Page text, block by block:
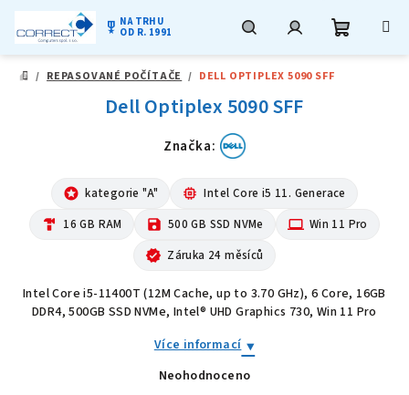
military_tech NA TRHU
OD R. 1991
DOMŮ
/ REPASOVANÉ POČÍTAČE / DELL OPTIPLEX 5090 SFF
Dell Optiplex 5090 SFF
Značka:
stars kategorie "A" memory Intel Core i5 11. Generace
hardware 16 GB RAM save 500 GB SSD NVMe computer Win 11 Pro
verified Záruka 24 měsíců
Intel Core i5-11400T (12M Cache, up to 3.70 GHz), 6 Core, 16GB
DDR4, 500GB SSD NVMe, Intel® UHD Graphics 730, Win 11 Pro
Více informací
Průměrné
Neohodnoceno